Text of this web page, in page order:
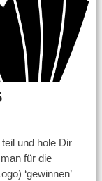
und hole Dir
für die
‘gewinnen’